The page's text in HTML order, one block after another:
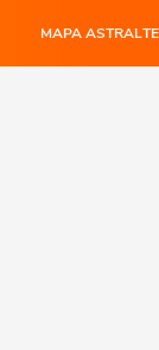
MAPA ASTRAL